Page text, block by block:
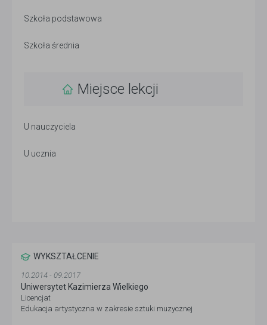
Szkoła podstawowa
Szkoła średnia
Miejsce lekcji
U nauczyciela
U ucznia
WYKSZTAŁCENIE
10.2014 - 09.2017
Uniwersytet Kazimierza Wielkiego
Licencjat
Edukacja artystyczna w zakresie sztuki muzycznej